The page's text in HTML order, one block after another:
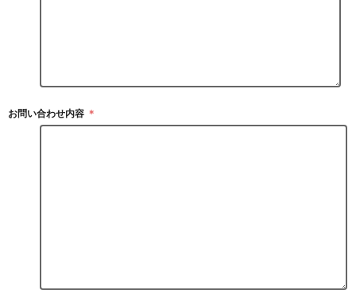
お問い合わせ内容 ＊